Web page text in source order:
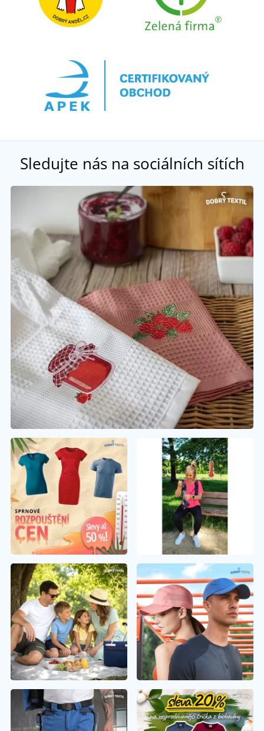
Sledujte nás na sociálních sítích